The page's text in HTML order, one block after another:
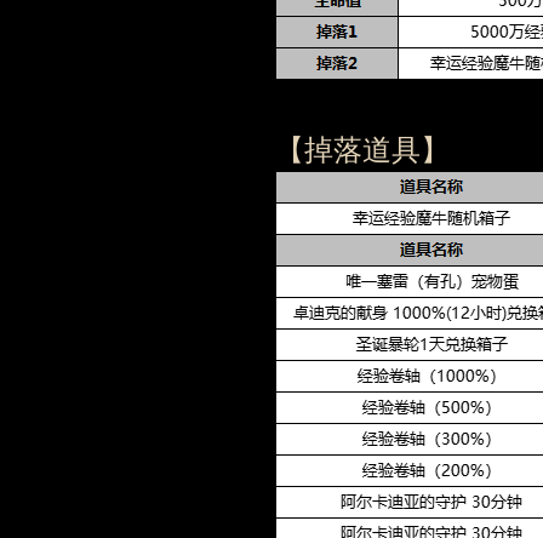
【掉落道具】